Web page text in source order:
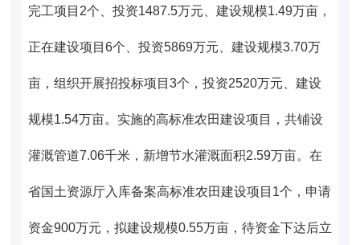
完工项目2个、投资1487.5万元、建设规模1.49万亩，
正在建设项目6个、投资5869万元、建设规模3.70万
亩，组织开展招投标项目3个，投资2520万元、建设
规模1.54万亩。实施的高标准农田建设项目，共铺设
灌溉管道7.06千米，新增节水灌溉面积2.59万亩。在
省国土资源厅入库备案高标准农田建设项目1个，申请
资金900万元，拟建设规模0.55万亩，待资金下达后立